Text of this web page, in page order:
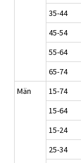
35-44
45-54
55-64
65-74
Män
15-74
15-64
15-24
25-34